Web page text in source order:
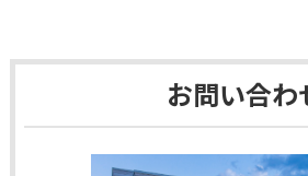
お問い合わ